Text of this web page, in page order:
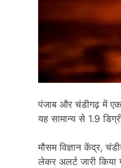
पंजाब और चंडीगढ़ में एक
यह सामान्य से 1.9
मौसम विज्ञान केंद्र,
लेकर अलर्ट जारी